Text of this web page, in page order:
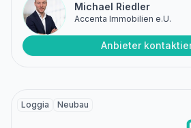
Michael Riedler
Accenta Immobilien e.U.
Anbieter
Loggia Neubau